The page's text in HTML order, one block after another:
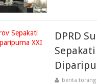
DPRD
berita torang